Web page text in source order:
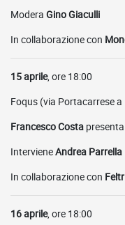
Modera Gino Giaculli
In collaborazione con
15 aprile, ore 18:00
Foqus (via Portacarrese
Francesco Costa presenta
IntervieneAndrea Parrella
In collaborazione con
16 aprile, ore 18:00